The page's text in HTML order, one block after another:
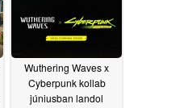
Wuthering Waves x
Cyberpunk kollab
júniusban landol